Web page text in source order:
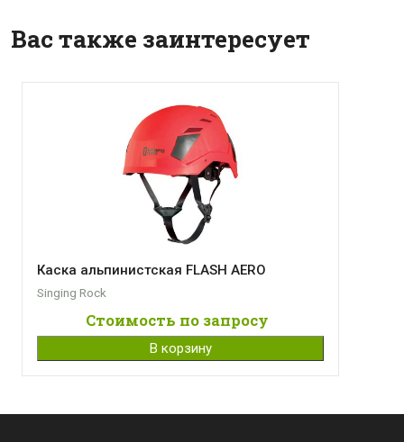
Вас также заинтересует
Каска альпинистская FLASH AERO
Singing Rock
Стоимость по запросу
В корзину